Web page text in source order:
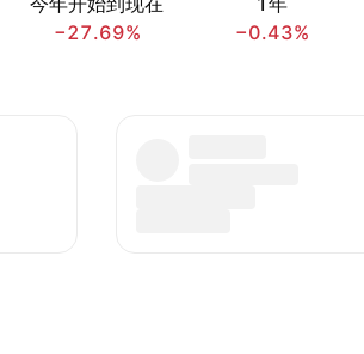
−27.69%
−0.43%